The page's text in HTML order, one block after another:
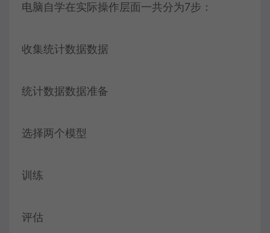
电脑自学在实际操作层面一共分为7步：
收集统计数据数据
统计数据数据准备
选择两个模型
训练
评估